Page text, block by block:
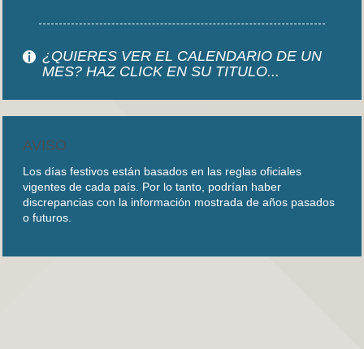
¿QUIERES VER EL CALENDARIO DE UN
MES? HAZ CLICK EN SU TITULO...
AVISO
Los días festivos están basados en las reglas oficiales
vigentes de cada país. Por lo tanto, podrían haber
discrepancias con la información mostrada de años pasados
o futuros.